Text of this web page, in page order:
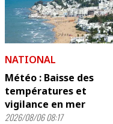
NATIONAL
Météo : Baisse des
températures et
vigilance en mer
2026/08/06 08:17